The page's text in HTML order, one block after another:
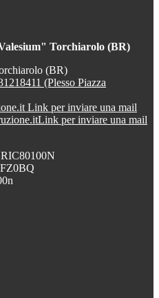
Torchiarolo (BR)
(BR)
(Plesso Piazza
Link per inviare una mail
Link per inviare una mail